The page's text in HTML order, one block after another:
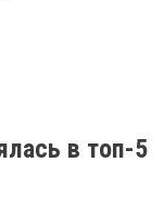
в топ-5